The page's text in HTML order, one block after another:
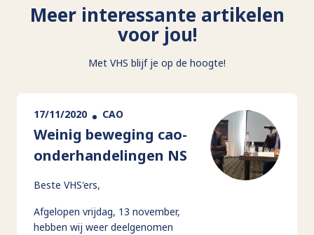
Meer interessante artikelen
voor jou!
Met VHS blijf je op de hoogte!
17/11/2020 CAO
Weinig beweging cao-
onderhandelingen NS
Beste VHS'ers,
Afgelopen vrijdag, 13 november,
hebben wij weer deelgenomen